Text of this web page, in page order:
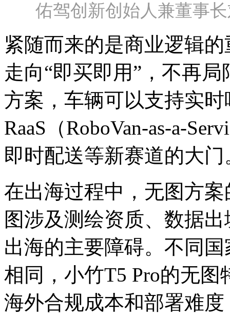
佑驾创新创始人兼董事
紧随而来的是商业逻辑
走向“即买即用”，不再
方案，车辆可以支持实
RaaS（RoboVan-as-a-
即时配送等新赛道的大门
在出海过程中，无图方
图涉及测绘资质、数据
出海的主要障碍。不同
相同，小竹T5 Pro的无图
海外合规成本和部署难